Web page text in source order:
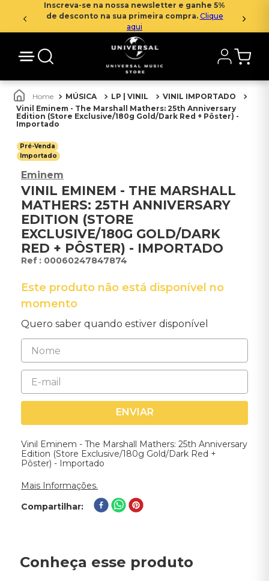
Inscreva-se na nossa newsletter e ganhe 5%
de desconto na sua primeira compra. Clique
aqui
MÚSICA LP | VINIL
VINIL IMPORTADO
Vinil Eminem - The Marshall Mathers: 25th Anniversary
Edition (Store Exclusive/180g Gold/Dark Red + Pôster) -
Importado
Pré-Venda
Importado
Eminem
VINIL EMINEM - THE MARSHALL
MATHERS: 25TH ANNIVERSARY
EDITION (STORE
EXCLUSIVE/180G GOLD/DARK
RED + PÔSTER) - IMPORTADO
: 00060247847874
Este produto não está disponível no
momento
Quero saber quando estiver disponível
ENVIAR
Vinil Eminem - The Marshall Mathers: 25th Anniversary
Edition (Store Exclusive/180g Gold/Dark Red +
Pôster) - Importado
Mais Informações.
Compartilhar
Conheça esse produto